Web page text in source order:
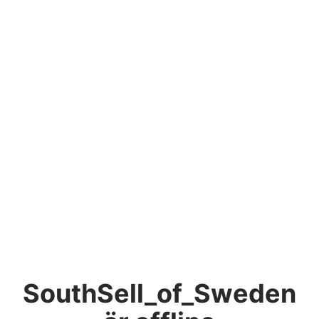
SouthSell_of_Sweden